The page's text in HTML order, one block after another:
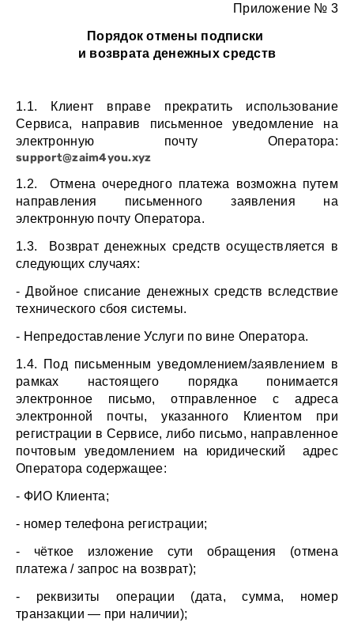
Приложение № 3
Порядок отмены подписки
и возврата денежных средств
1.1. Клиент вправе прекратить использование
Сервиса, направив письменное уведомление на
support@zaim4you.xyz
1.2.  Отмена очередного платежа возможна путем
направления письменного заявления на
электронную почту Оператора.
1.3.  Возврат денежных средств осуществляется в
следующих случаях:
- Двойное списание денежных средств вследствие
технического сбоя системы.
- Непредоставление Услуги по вине Оператора.
1.4. Под письменным уведомлением/заявлением в
рамках настоящего порядка понимается
электронное письмо, отправленное с адреса
электронной почты, указанного Клиентом при
регистрации в Сервисе, либо письмо, направленное
почтовым уведомлением на юридический  адрес
Оператора содержащее:
- ФИО Клиента;
- номер телефона регистрации;
- чёткое изложение сути обращения (отмена
платежа / запрос на возврат);
- реквизиты операции (дата, сумма, номер
транзакции — при наличии);